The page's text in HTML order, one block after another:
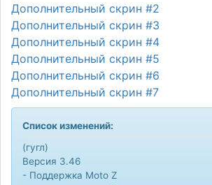
Дополнительный скрин #2
Дополнительный скрин #3
Дополнительный скрин #4
Дополнительный скрин #5
Дополнительный скрин #6
Дополнительный скрин #7
Список изменений:
(гугл)
Версия 3.46
- Поддержка Moto Z